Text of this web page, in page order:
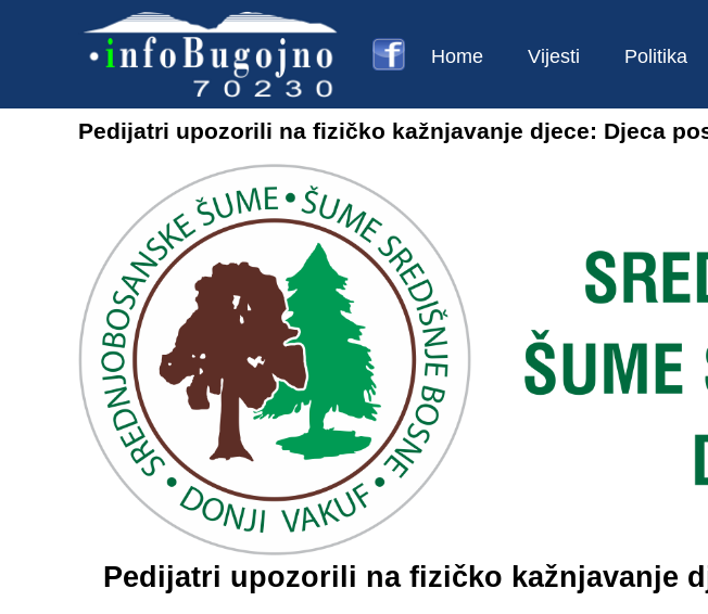
Home Vijesti Politika
Pedijatri upozorili na fizičko kažnjavanje djece: Djeca
Pedijatri upozorili na fizičko kažnjavanje